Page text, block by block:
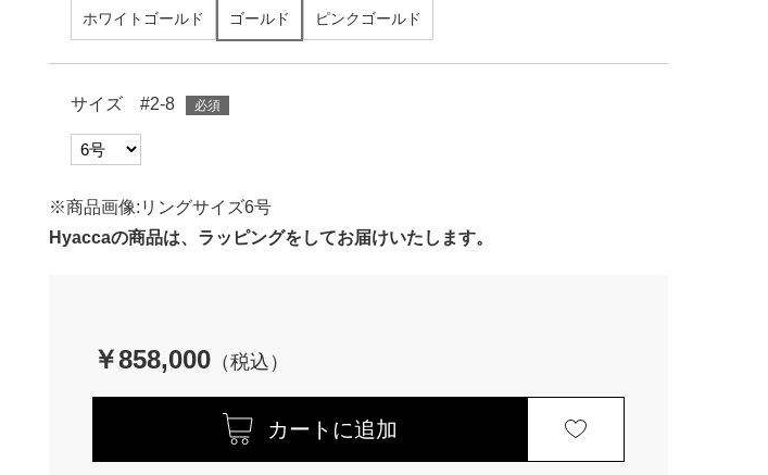
ホワイトゴールド ゴールド ピンクゴールド
サイズ #2-8
※商品画像:リングサイズ6号
Hyaccaの商品は、ラッピングをしてお届けいたします。
￥858,000
カートに追加